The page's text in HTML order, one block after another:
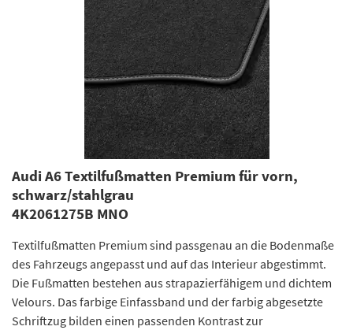
Audi A6 Textilfußmatten Premium für vorn,
schwarz/stahlgrau
4K2061275B MNO
Textilfußmatten Premium sind passgenau an die Bodenmaße
des Fahrzeugs angepasst und auf das Interieur abgestimmt.
Die Fußmatten bestehen aus strapazierfähigem und dichtem
Velours. Das farbige Einfassband und der farbig abgesetzte
Schriftzug bilden einen passenden Kontrast zur